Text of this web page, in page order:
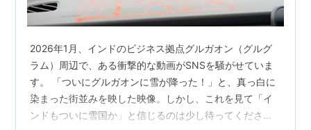
2026年1月、インドのビジネス拠点グルガオン（グルグ
ラム）周辺で、ある衝撃的な動画がSNSを騒がせていま
す。 「ついにグルガオンに雪が降った！」と、真っ白に
染まった街並みを映した映像。しかし、これを見て「イ
ンドもついに雪国か」と信じるのは少し待ってくださ